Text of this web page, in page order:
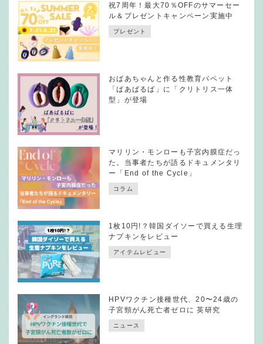
祝7周年！最大70％OFFのサマーセー
ル＆プレゼントキャンペーン実施中
プレゼント
おばあちゃんと作る性教育パペット
「ばあばるば」に「クリトリス一体
型」が登場
マリリン・モンローも子宮内膜症だっ
た。当事者たちが語るドキュメンタリ
ー「End of the Cycle」
コラム
1枚10円!？韓国ダイソーで買える生理
ナプキンをレビュー
アイテムレビュー
HPVワクチン接種世代、20〜24歳の
子宮頸がん死亡者ゼロに 英研究
ニュース